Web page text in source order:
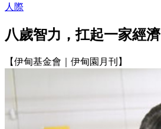
人際
八歲智力，扛起一家經濟
【伊甸基金會｜伊甸園月刊】